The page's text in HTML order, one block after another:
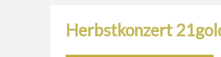
Herbstkonzert